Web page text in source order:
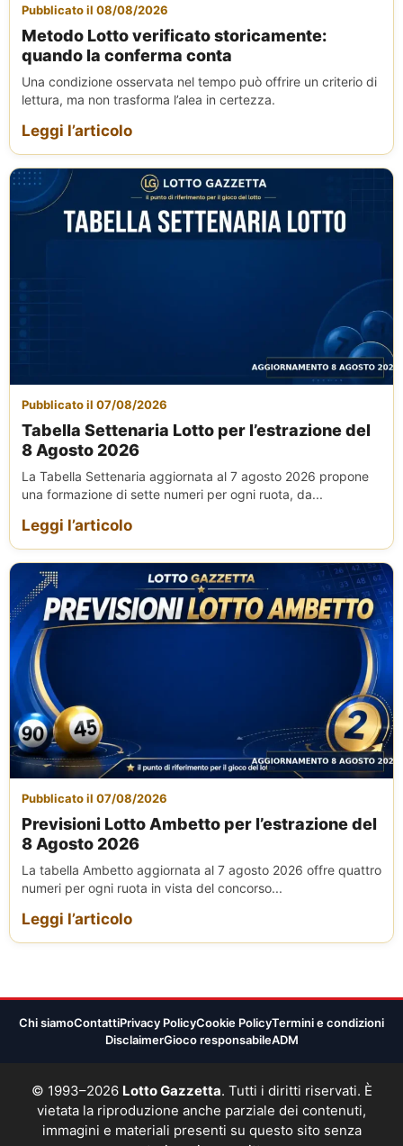
Pubblicato il 08/08/2026
Metodo Lotto verificato storicamente:
quando la conferma conta
Una condizione osservata nel tempo può offrire un criterio di
lettura, ma non trasforma l’alea in certezza.
Leggi l’articolo
Pubblicato il 07/08/2026
Tabella Settenaria Lotto per l’estrazione del
8 Agosto 2026
La Tabella Settenaria aggiornata al 7 agosto 2026 propone
una formazione di sette numeri per ogni ruota, da...
Leggi l’articolo
Pubblicato il 07/08/2026
Previsioni Lotto Ambetto per l’estrazione del
8 Agosto 2026
La tabella Ambetto aggiornata al 7 agosto 2026 offre quattro
numeri per ogni ruota in vista del concorso...
Leggi l’articolo
Chi siamoContattiPrivacy PolicyCookie PolicyTermini e condizioni
DisclaimerGioco responsabileADM
© 1993–2026 Lotto Gazzetta. Tutti i diritti riservati. È
vietata la riproduzione anche parziale dei contenuti,
immagini e materiali presenti su questo sito senza